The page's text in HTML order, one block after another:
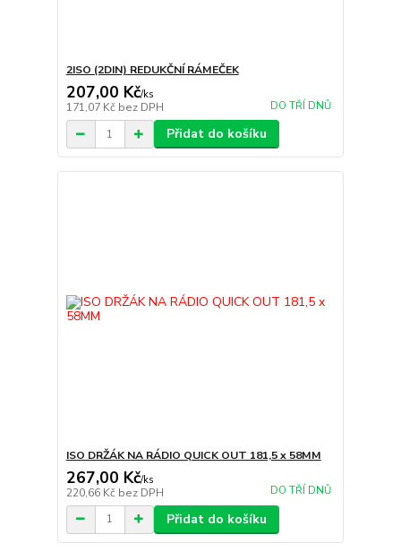
2ISO (2DIN) REDUKČNÍ RÁMEČEK
207,00 Kč/ks
171,07 Kč bez DPH DO TŘÍ DNŮ
Přidat do košíku
ISO DRŽÁK NA RÁDIO QUICK OUT 181,5 x 58MM
267,00 Kč/ks
220,66 Kč bez DPH DO TŘÍ DNŮ
Přidat do košíku